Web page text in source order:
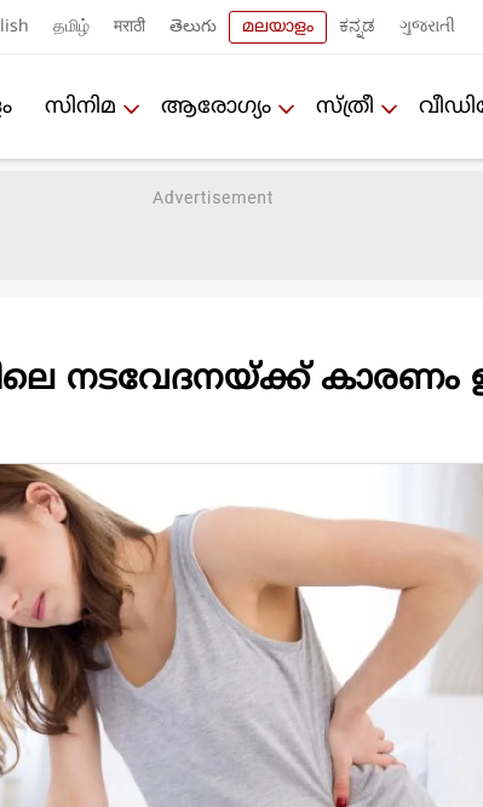
தமிழ் मराठी తెలుగు മലയാളം ಕನ್ನಡ ગુજરાતી
സിനിമ ആരോഗ്യം സ്ത്രീ
നടവേദനയ്ക്ക് കാരണം